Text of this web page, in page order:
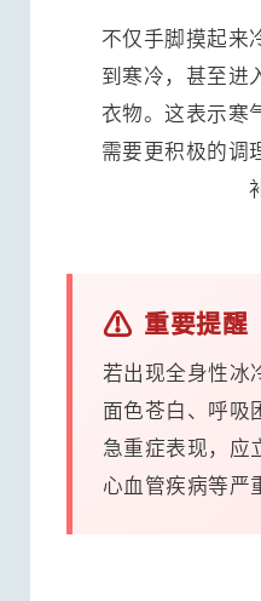
不仅手脚摸起来
到寒冷，甚至进
衣物。这表示寒
需要更积极的调
⚠️ 重要提醒
若出现全身性冰
面色苍白、呼吸
急重症表现，应
心血管疾病等严